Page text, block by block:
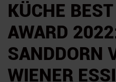
KÜCHE
AWARD 2022:
ANDDORN
IENER